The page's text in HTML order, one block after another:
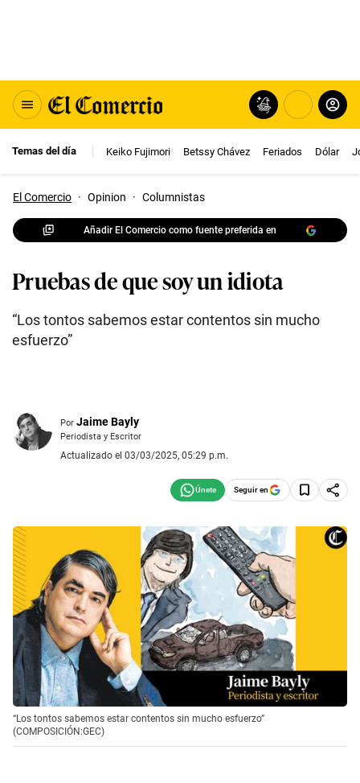
Temas del día Keiko Fujimori Betssy Chávez Feriados Dólar
El Comercio · Opinion · Columnistas
Añadir El Comercio como fuente preferida en
Pruebas de que soy un idiota
“Los tontos sabemos estar contentos sin mucho
esfuerzo”
Por Jaime Bayly
Periodista y Escritor
Actualizado el 03/03/2025, 05:29 p.m.
Seguir en
“Los tontos sabemos estar contentos sin mucho esfuerzo”
(COMPOSICIÓN:GEC)